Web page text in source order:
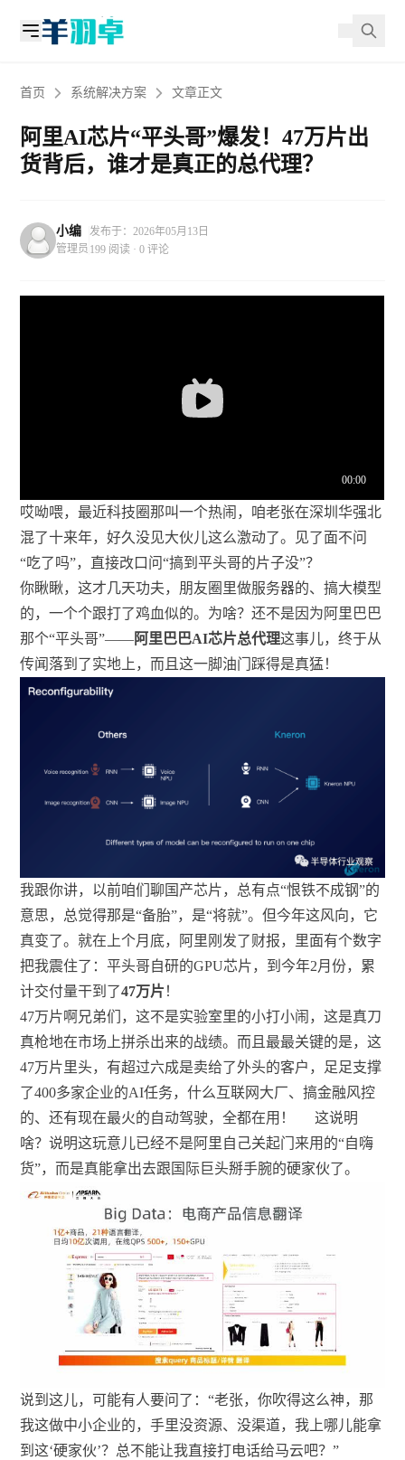
首页 系统解决方案 文章正文
阿里AI芯片“平头哥”爆发！47万片出
货背后，谁才是真正的总代理？
小编
管理员
发布于：2026年05月13日
199 阅读 · 0 评论
哎呦喂，最近科技圈那叫一个热闹，咱老张在深圳华强北
混了十来年，好久没见大伙儿这么激动了。见了面不问
“吃了吗”，直接改口问“搞到平头哥的片子没”？
你瞅瞅，这才几天功夫，朋友圈里做服务器的、搞大模型
的，一个个跟打了鸡血似的。为啥？还不是因为阿里巴巴
那个“平头哥”——阿里巴巴AI芯片总代理这事儿，终于从
传闻落到了实地上，而且这一脚油门踩得是真猛！
我跟你讲，以前咱们聊国产芯片，总有点“恨铁不成钢”的
意思，总觉得那是“备胎”，是“将就”。但今年这风向，它
真变了。就在上个月底，阿里刚发了财报，里面有个数字
把我震住了：平头哥自研的GPU芯片，到今年2月份，累
计交付量干到了47万片 ！
47万片啊兄弟们，这不是实验室里的小打小闹，这是真刀
真枪地在市场上拼杀出来的战绩。而且最最关键的是，这
47万片里头，有超过六成是卖给了外头的客户，足足支撑
了400多家企业的AI任务，什么互联网大厂、搞金融风控
的、还有现在最火的自动驾驶，全都在用！
这说明
啥？说明这玩意儿已经不是阿里自己关起门来用的“自嗨
货”，而是真能拿出去跟国际巨头掰手腕的硬家伙了。
说到这儿，可能有人要问了：“老张，你吹得这么神，那
我这做中小企业的，手里没资源、没渠道，我上哪儿能拿
到这‘硬家伙’？总不能让我直接打电话给马云吧？”